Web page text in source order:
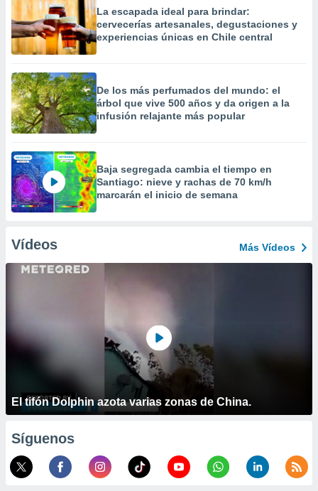
La escapada ideal para brindar:
cervecerías artesanales, degustaciones y
experiencias únicas en Chile central
De los más perfumados del mundo: el
árbol que vive 500 años y da origen a la
infusión relajante más popular
Baja segregada cambia el tiempo en
Santiago: nieve y rachas de 70 km/h
marcarán el inicio de semana
Vídeos Más Vídeos
El tifón Dolphin azota varias zonas de China.
Síguenos